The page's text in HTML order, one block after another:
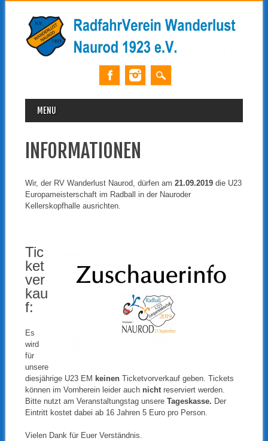
MAIN MENU
MENU
INFORMATIONEN
Wir, der RV Wanderlust Naurod, dürfen am 21.09.2019die U23
Europameisterschaft im Radball in der Nauroder
Kellerskopfhalle ausrichten.
Tic
ket
ver
kau
f:
Es
wird
für
unsere
diesjährige U23 EM keinen Ticketvorverkauf geben. Tickets
können im Vornherein leider auch nichtreserviert werden.
Bitte nutzt am Veranstaltungstag unsere Tageskasse. Der
Eintritt kostet dabei ab 16 Jahren 5 Euro pro Person.
Vielen Dank für Euer Verständnis.